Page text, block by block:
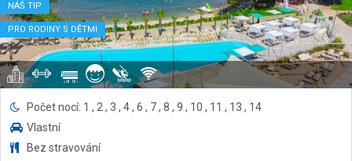
NÁŠ TIP
PRO RODINY S DĚTMI
Počet nocí: 1 , 2 , 3 , 4 , 6 , 7 , 8 , 9 , 10 , 11 , 13 , 14
Vlastní
Bez stravování